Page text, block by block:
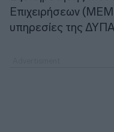
Επιχειρήσεων
υπηρεσίες της